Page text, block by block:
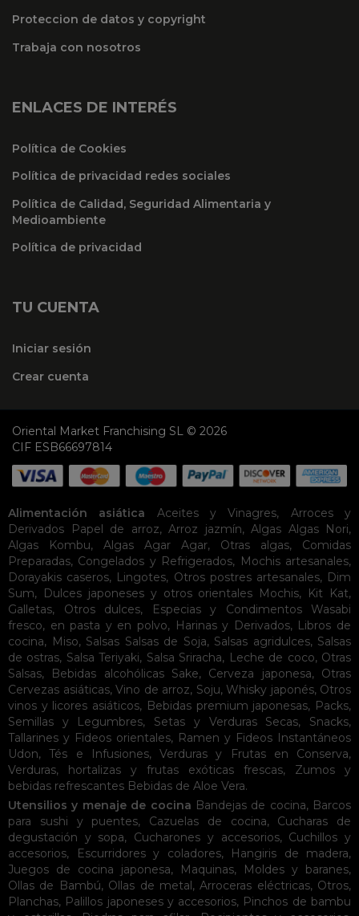
Proteccion de datos y copyright
Trabaja con nosotros
ENLACES DE INTERÉS
Política de Cookies
Política de privacidad redes sociales
Política de Calidad, Seguridad Alimentaria y
Medioambiente
Política de privacidad
TU CUENTA
Iniciar sesión
Crear cuenta
Oriental Market Franchising SL © 2026
CIF ESB66697814
Alimentación asiática Aceites y Vinagres, Arroces y
Derivados
Papel de arroz, Arroz jazmín, Algas Algas Nori,
Algas Kombu, Algas Agar Agar, Otras algas, Comidas
Preparadas, Congelados y Refrigerados, Mochis artesanales,
Dorayakis caseros, Lingotes, Otros postres artesanales, Dim
Sum, Dulces japoneses y otros orientales Mochis, Kit Kat,
Galletas, Otros dulces, Especias y Condimentos
Wasabi
fresco, en pasta y en polvo, Harinas y Derivados, Libros de
cocina, Miso, Salsas Salsas de Soja, Salsas agridulces, Salsas
de ostras, Salsa Teriyaki, Salsa Sriracha, Leche de coco, Otras
Salsas, Bebidas alcohólicas Sake, Cerveza japonesa, Otras
Cervezas asiáticas, Vino de arroz, Soju, Whisky japonés, Otros
vinos y licores asiáticos, Bebidas premium japonesas, Packs,
Semillas y Legumbres, Setas y Verduras Secas, Snacks,
Tallarines y Fideos orientales, Ramen y Fideos Instantáneos
Udon,Tés e Infusiones, Verduras y Frutas en Conserva,
Verduras, hortalizas y frutas exóticas frescas, Zumos y
bebidas refrescantes Bebidas de Aloe Vera.
Utensilios y menaje de cocina Bandejas de cocina, Barcos
para sushi y puentes, Cazuelas de cocina, Cucharas de
degustación y sopa, Cucharones y accesorios, Cuchillos y
accesorios, Escurridores y coladores, Hangiris de madera,
Juegos de cocina japonesa, Maquinas, Moldes y baranes,
Ollas de Bambú, Ollas de metal,Arroceras eléctricas, Otros,
Planchas, Palillos japoneses y accesorios, Pinchos de bambu